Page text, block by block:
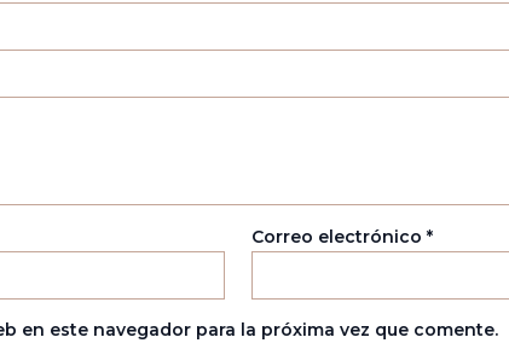
Correo electrónico *
en este navegador para la próxima vez que comente.